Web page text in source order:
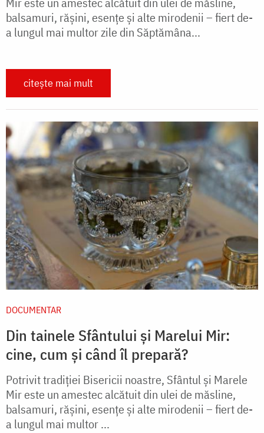
balsamuri, rășini, esențe și alte mirodenii – fiert de-
a lungul mai multor zile din Săptămâna...
citește mai mult
DOCUMENTAR
Din tainele Sfântului și Marelui Mir:
cine, cum și când îl prepară?
Potrivit tradiției Bisericii noastre, Sfântul și Marele
Mir este un amestec alcătuit din ulei de măsline,
balsamuri, rășini, esențe și alte mirodenii – fiert de-
a lungul mai multor ...